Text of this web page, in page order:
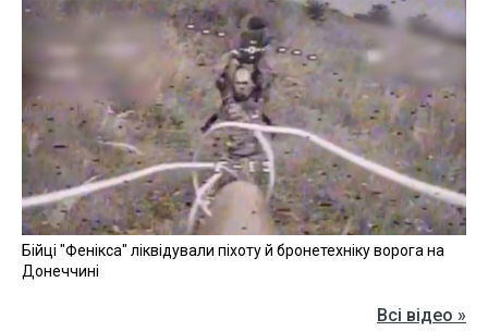
Бійці "Фенікса" ліквідували піхоту й бронетехніку ворога на
Донеччині
Всі відео »